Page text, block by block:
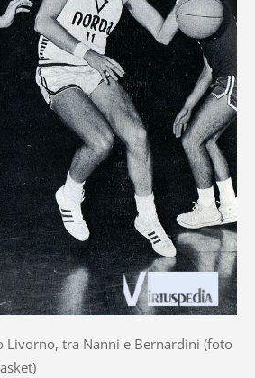
Livorno, tra Nanni e Bernardini (foto